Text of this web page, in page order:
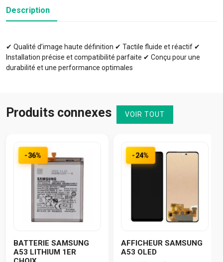
Description
✔ Qualité d’image haute définition ✔ Tactile fluide et réactif ✔
Installation précise et compatibilité parfaite ✔ Conçu pour une
durabilité et une performance optimales
Produits connexes VOIR TOUT
-36%
BATTERIE SAMSUNG
A53 LITHIUM 1ER
-24%
AFFICHEUR SAMSUNG
A53 OLED